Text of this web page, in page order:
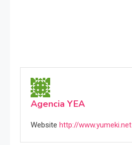
Agencia YEA
Website http://www.yumeki.net